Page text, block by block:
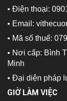
• Điện thoại:
• Email:
• Mã số thuế:
• Nơi cấp: Bình
Minh
• Đại diện pháp
GIỜ LÀM VIỆC